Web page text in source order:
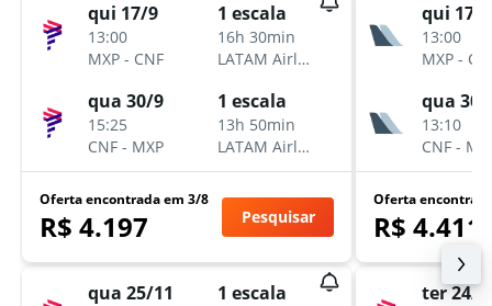
qui 17/9
13:00
MXP - CNF
1 escala
16h 30min
LATAM Airlines
qua 30/9
15:25
CNF - MXP
1 escala
13h 50min
LATAM Airlines
Oferta encontrada em 3/8
R$ 4.197 Pesquisar
qua 25/11 1 escala
qui 17/9
13:00
MXP -
qua 30/
13:10
CNF -
Oferta
R$ 4.411
ter 24/